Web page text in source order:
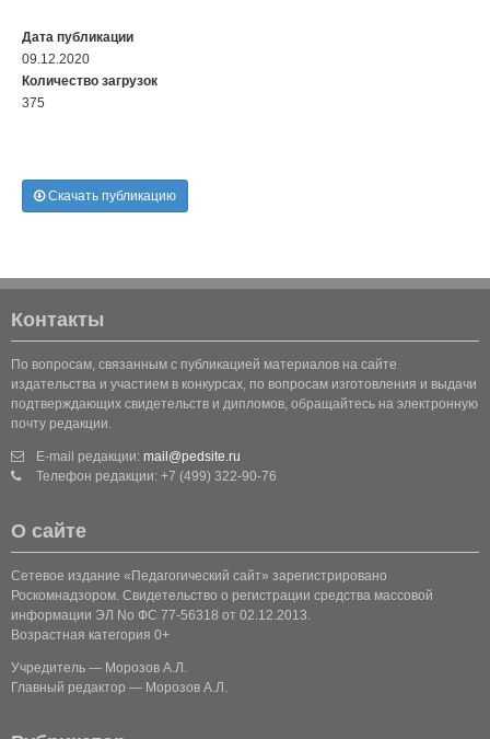
Дата публикации
09.12.2020
Количество загрузок
375
Скачать публикацию
Контакты
По вопросам, связанным с публикацией материалов на сайте
издательства и участием в конкурсах, по вопросам изготовления и выдачи
подтверждающих свидетельств и дипломов, обращайтесь на электронную
почту редакции.
E-mail редакции: mail@pedsite.ru
Телефон редакции: +7 (499) 322-90-76
О сайте
Сетевое издание «Педагогический сайт» зарегистрировано
Роскомнадзором. Свидетельство о регистрации средства массовой
информации ЭЛ No ФС 77-56318 от 02.12.2013.
Возрастная категория 0+
Учредитель — Морозов А.Л.
Главный редактор — Морозов А.Л.